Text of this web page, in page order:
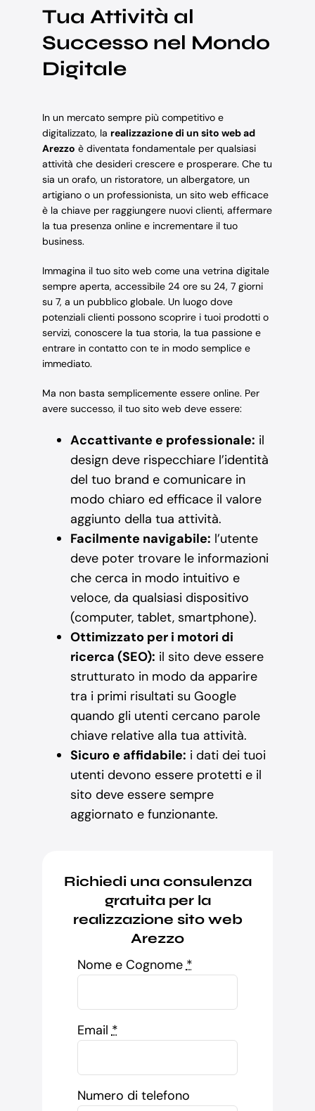
Tua Attività al
Successo nel Mondo
Digitale
In un mercato sempre più competitivo e
digitalizzato, la realizzazione di un sito web ad
Arezzo è diventata fondamentale per qualsiasi
attività che desideri crescere e prosperare. Che tu
sia un orafo, un ristoratore, un albergatore, un
artigiano o un professionista, un sito web efficace
è la chiave per raggiungere nuovi clienti, affermare
la tua presenza online e incrementare il tuo
business.
Immagina il tuo sito web come una vetrina digitale
sempre aperta, accessibile 24 ore su 24, 7 giorni
su 7, a un pubblico globale. Un luogo dove
potenziali clienti possono scoprire i tuoi prodotti o
servizi, conoscere la tua storia, la tua passione e
entrare in contatto con te in modo semplice e
immediato.
Ma non basta semplicemente essere online. Per
avere successo, il tuo sito web deve essere:
Accattivante e professionale: il
design deve rispecchiare l’identità
del tuo brand e comunicare in
modo chiaro ed efficace il valore
aggiunto della tua attività.
Facilmente navigabile: l’utente
deve poter trovare le informazioni
che cerca in modo intuitivo e
veloce, da qualsiasi dispositivo
(computer, tablet, smartphone).
Ottimizzato per i motori di
ricerca (SEO): il sito deve essere
strutturato in modo da apparire
tra i primi risultati su Google
quando gli utenti cercano parole
chiave relative alla tua attività.
Sicuro e affidabile: i dati dei tuoi
utenti devono essere protetti e il
sito deve essere sempre
aggiornato e funzionante.
Richiedi una consulenza
gratuita per la
realizzazione sito web
Arezzo
Nome e Cognome *
Email *
Numero di telefono